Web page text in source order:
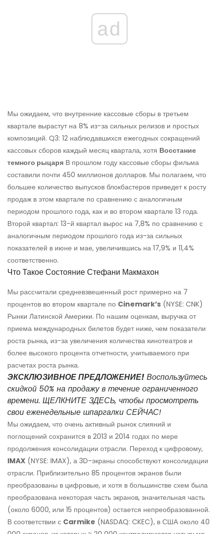
ad
Мы ожидаем, что внутренние кассовые сборы в третьем
квартале вырастут на 8% из-за сильных релизов и простых
композиций. Q3: 12 наблюдавшихся ежегодных сокращений
кассовых сборов каждый месяц квартала, хотя Восстание
темного рыцаря В прошлом году кассовые сборы фильма
составили почти 450 миллионов долларов. Мы полагаем, что
большее количество выпусков блокбастеров приведет к росту
продаж в этом квартале по сравнению с аналогичным
периодом прошлого года, как и во втором квартале 13 года.
Второй квартал: 13-й квартал вырос на 7,8% по сравнению с
аналогичным периодом прошлого года из-за сильных
показателей в июне и мае, увеличившись на 17,9% и 11,4%
соответственно.
Что Такое Состояние Стефани Макмахон
Мы рассчитали средневзвешенный рост примерно на 7
процентов во втором квартале по Cinemark’s (NYSE: CNK)
Рынки Латинской Америки. По нашим оценкам, выручка от
приема международных билетов будет ниже, чем показатели
роста рынка, из-за увеличения количества кинотеатров и
более высокого процента отчетности, учитываемого при
расчетах роста рынка.
ЭКСКЛЮЗИВНОЕ ПРЕДЛОЖЕНИЕ! Воспользуйтесь
скидкой 50% на продажу в течение ограниченного
времени. ЩЕЛКНИТЕ ЗДЕСЬ, чтобы просмотреть
свои еженедельные шпаргалки СЕЙЧАС!
Мы ожидаем, что очень активный рынок слияний и
поглощений сохранится в 2013 и 2014 годах по мере
продолжения консолидации отрасли. Переход к цифровому,
IMAX (NYSE: IMAX), а 3D-экраны способствуют консолидации
отрасли. Приблизительно 85 процентов экранов были
преобразованы в цифровые, и хотя в большинстве схем была
преобразована некоторая часть экранов, значительная часть
(около 6000, или 15 процентов) остается непреобразованной.
В соответствии с Carmike (NASDAQ: CKEC), в США около 40